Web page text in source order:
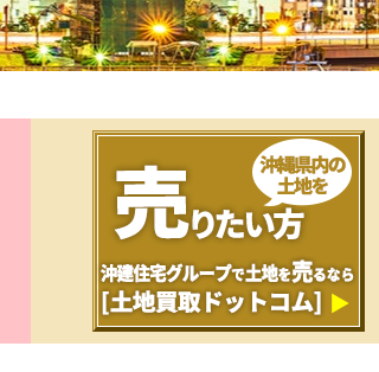
住みたくなる街、南上原。
アーバンパレット
ORIENS南上原